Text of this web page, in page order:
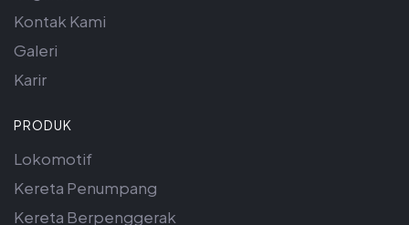
Kontak Kami
Galeri
Karir
PRODUK
Lokomotif
Kereta Penumpang
Kereta Berpenggerak